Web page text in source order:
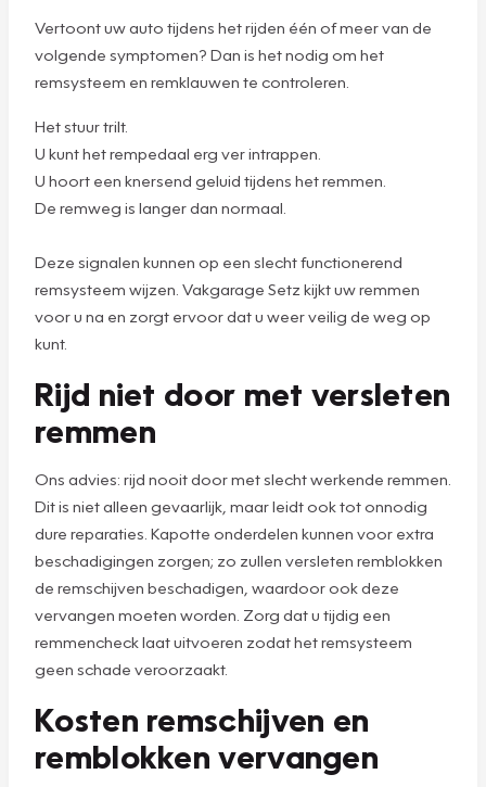
Vertoont uw auto tijdens het rijden één of meer van de
volgende symptomen? Dan is het nodig om het
remsysteem en remklauwen te controleren.
Het stuur trilt.
U kunt het rempedaal erg ver intrappen.
U hoort een knersend geluid tijdens het remmen.
De remweg is langer dan normaal.
Deze signalen kunnen op een slecht functionerend
remsysteem wijzen. Vakgarage Setz kijkt uw remmen
voor u na en zorgt ervoor dat u weer veilig de weg op
kunt.
Rijd niet door met versleten
remmen
Ons advies: rijd nooit door met slecht werkende remmen.
Dit is niet alleen gevaarlijk, maar leidt ook tot onnodig
dure reparaties. Kapotte onderdelen kunnen voor extra
beschadigingen zorgen; zo zullen versleten remblokken
de remschijven beschadigen, waardoor ook deze
vervangen moeten worden. Zorg dat u tijdig een
remmencheck laat uitvoeren zodat het remsysteem
geen schade veroorzaakt.
Kosten remschijven en
remblokken vervangen